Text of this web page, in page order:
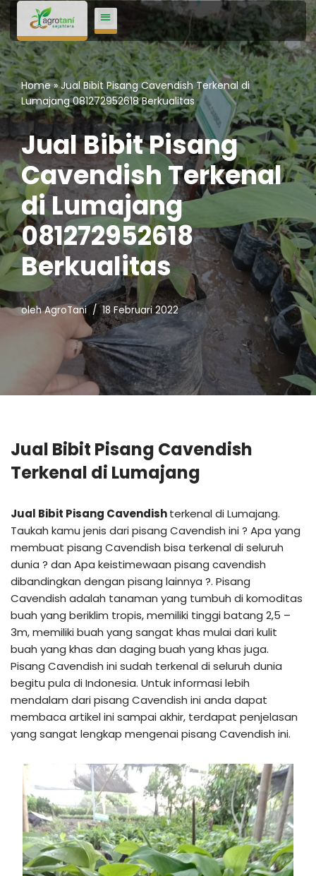
Lompat
ke
konten
Home»Jual Bibit Pisang Cavendish Terkenal di
Lumajang 081272952618 Berkualitas
Jual Bibit Pisang
Cavendish Terkenal
di Lumajang
081272952618
Berkualitas
olehAgroTani 18 Februari 2022
Jual Bibit Pisang Cavendish
Terkenal di Lumajang
Jual Bibit Pisang Cavendishterkenal di Lumajang.
Taukah kamu jenis dari pisang Cavendish ini ? Apa yang
membuat pisang Cavendish bisa terkenal di seluruh
dunia ? dan Apa keistimewaan pisang cavendish
dibandingkan dengan pisang lainnya ?. Pisang
Cavendish adalah tanaman yang tumbuh di komoditas
buah yang beriklim tropis, memiliki tinggi batang 2,5 –
3m, memiliki buah yang sangat khas mulai dari kulit
buah yang khas dan daging buah yang khas juga.
Pisang Cavendish ini sudah terkenal di seluruh dunia
begitu pula di Indonesia. Untuk informasi lebih
mendalam dari pisang Cavendish ini anda dapat
membaca artikel ini sampai akhir, terdapat penjelasan
yang sangat lengkap mengenai pisang Cavendish ini.